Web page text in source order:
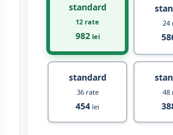
standard
12 rate
982lei
24
standard
36 rate
454 lei
48